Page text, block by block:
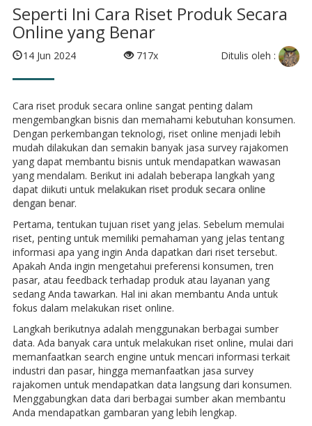
Seperti Ini Cara Riset Produk Secara
Online yang Benar
14 Jun 2024 717x Ditulis oleh :
Cara riset produk secara online sangat penting dalam
mengembangkan bisnis dan memahami kebutuhan konsumen.
Dengan perkembangan teknologi, riset online menjadi lebih
mudah dilakukan dan semakin banyak jasa survey rajakomen
yang dapat membantu bisnis untuk mendapatkan wawasan
yang mendalam. Berikut ini adalah beberapa langkah yang
dapat diikuti untuk melakukan riset produk secara online
dengan benar.
Pertama, tentukan tujuan riset yang jelas. Sebelum memulai
riset, penting untuk memiliki pemahaman yang jelas tentang
informasi apa yang ingin Anda dapatkan dari riset tersebut.
Apakah Anda ingin mengetahui preferensi konsumen, tren
pasar, atau feedback terhadap produk atau layanan yang
sedang Anda tawarkan. Hal ini akan membantu Anda untuk
fokus dalam melakukan riset online.
Langkah berikutnya adalah menggunakan berbagai sumber
data. Ada banyak cara untuk melakukan riset online, mulai dari
memanfaatkan search engine untuk mencari informasi terkait
industri dan pasar, hingga memanfaatkan jasa survey
rajakomen untuk mendapatkan data langsung dari konsumen.
Menggabungkan data dari berbagai sumber akan membantu
Anda mendapatkan gambaran yang lebih lengkap.